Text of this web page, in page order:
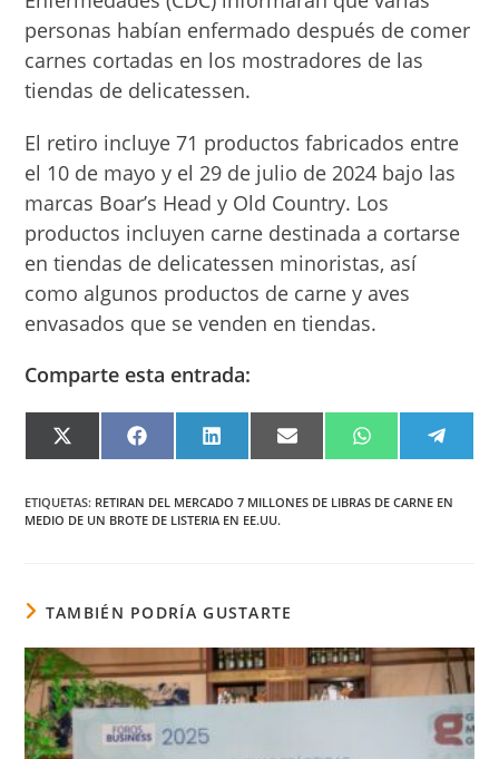
personas habían enfermado después de comer
carnes cortadas en los mostradores de las
tiendas de delicatessen.
El retiro incluye 71 productos fabricados entre
el 10 de mayo y el 29 de julio de 2024 bajo las
marcas Boar’s Head y Old Country. Los
productos incluyen carne destinada a cortarse
en tiendas de delicatessen minoristas, así
como algunos productos de carne y aves
envasados que se venden en tiendas.
Comparte esta entrada:
COMPARTIR
EN
COMPARTIR
EN
COMPARTIR
EN
COMPARTIR
EN
COMPARTIR
EN EN
ETIQUETAS: RETIRAN DEL MERCADO 7 MILLONES DE LIBRAS DE CARNE EN
MEDIO DE UN BROTE DE LISTERIA EN EE.UU.
TAMBIÉN PODRÍA GUSTARTE